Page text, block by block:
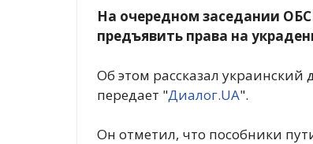
На очередном заседании
предъявить права на
Об этом рассказал
передает "Диалог.UA".
Он отметил, что пособники